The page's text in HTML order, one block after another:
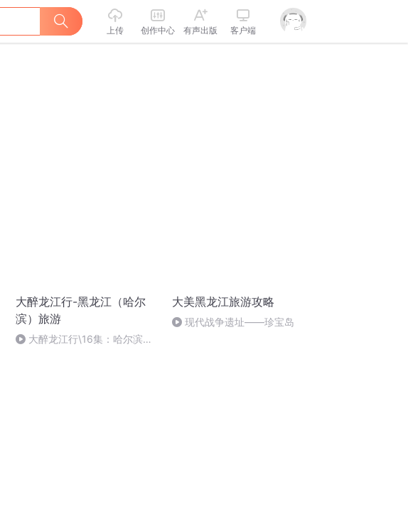
上传 创作中心 有声出版 客户端
大醉龙江行-黑龙江（哈尔
滨）旅游
大醉龙江行\16集：哈尔滨犹
大美黑龙江旅游攻略
现代战争遗址——珍宝岛